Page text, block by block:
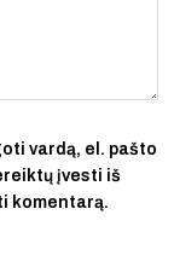
vardą, el. pašto
įvesti iš
komentarą.